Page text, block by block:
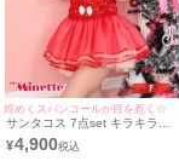
煌めくスパンコールが目を惹く☆
サンタコス 7点set キラキラト
ナカイクリスマスプチプラコス
プレ [トップス+スカート+チョ
¥4,900